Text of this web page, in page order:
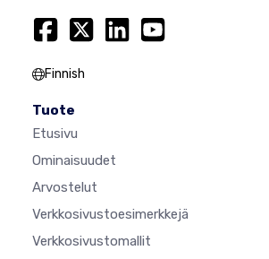
Finnish
Tuote
Etusivu
Ominaisuudet
Arvostelut
Verkkosivustoesimerkkejä
Verkkosivustomallit